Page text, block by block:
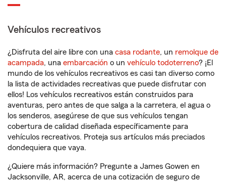
Vehículos recreativos
¿Disfruta del aire libre con una casa rodante, un remolque de
acampada, una embarcación o un vehículo todoterreno? ¡El
mundo de los vehículos recreativos es casi tan diverso como
la lista de actividades recreativas que puede disfrutar con
ellos! Los vehículos recreativos están construidos para
aventuras, pero antes de que salga a la carretera, el agua o
los senderos, asegúrese de que sus vehículos tengan
cobertura de calidad diseñada específicamente para
vehículos recreativos. Proteja sus artículos más preciados
dondequiera que vaya.
¿Quiere más información? Pregunte a James Gowen en
Jacksonville, AR, acerca de una cotización de seguro de